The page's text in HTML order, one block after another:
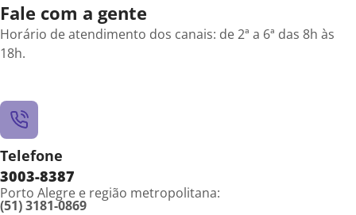
Fale com a gente
Horário de atendimento dos canais: de 2ª a 6ª das 8h às
18h.
Telefone
3003-8387
Porto Alegre e região metropolitana:
(51) 3181-0869